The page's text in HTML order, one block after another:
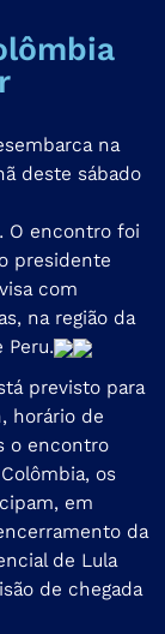
na
deste sábado
. O encontro foi
presidente
com
na região da
previsto para
horário de
o encontro
os
em
da
de Lula
de chegada